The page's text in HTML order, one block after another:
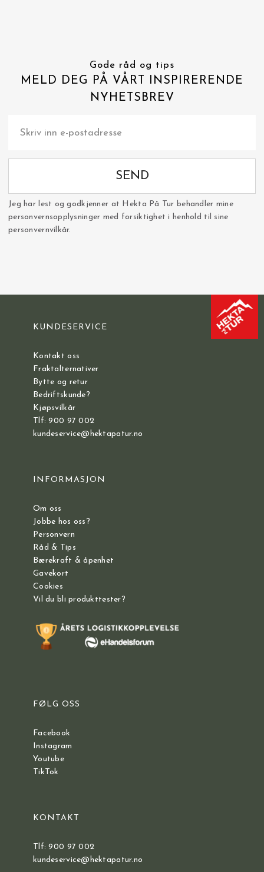
Gode råd og tips
MELD DEG PÅ VÅRT INSPIRERENDE
NYHETSBREV
SEND
Jeg har lest og godkjenner at Hekta På Tur behandler mine
personvernsopplysninger med forsiktighet i henhold til sine
personvernvilkår.
KUNDESERVICE
Kontakt oss
Fraktalternativer
Bytte og retur
Bedriftskunde?
Kjøpsvilkår
Tlf: 900 97 002
kundeservice@hektapatur.no
INFORMASJON
Om oss
Jobbe hos oss?
Personvern
Råd & Tips
Bærekraft & åpenhet
Gavekort
Cookies
Vil du bli produkttester?
FØLG OSS
Facebook
Instagram
Youtube
TikTok
KONTAKT
Tlf: 900 97 002
kundeservice@hektapatur.no